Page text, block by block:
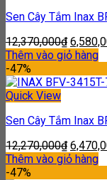
Sen Cây Tắm Inax
12,370,000₫
Thêm vào giỏ hàng
-47%
Quick View
Sen Cây Tắm Inax
12,270,000₫
Thêm vào giỏ hàng
-47%